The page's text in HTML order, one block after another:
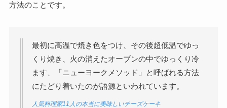
方法のことです。
最初に高温で焼き色をつけ、その後超低温でゆっ
くり焼き、火の消えたオーブンの中でゆっくり冷
ます、「ニューヨークメソッド」と呼ばれる方法
にたどり着いたのが語源といわれています。
人気料理家11人の本当に美味しいチーズケーキ